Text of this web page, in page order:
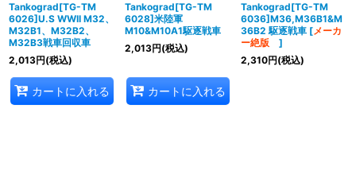
Tankograd[TG-TM
6026]U.S WWII M32、
M32B1、M32B2、
M32B3戦車回収車
2,013円(税込)
カートに入れる
Tankograd[TG-TM
6028]米陸軍
M10&M10A1駆逐戦車
2,013円(税込)
カートに入れる
Tankograd[TG-TM
6036]M36,M36B1&M
36B2 駆逐戦車 [メーカ
ー絶版 ]
2,310円(税込)